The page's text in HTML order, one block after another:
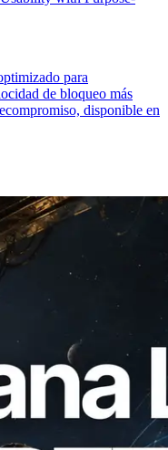
para
de bloqueo más
disponible en